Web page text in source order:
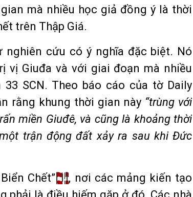
mà nhiều học giả đồng ý là thời
trên Thập Giá.
cứu có ý nghĩa đặc biệt. Nó
vị Giuđa và với giai đoạn mà nhiều
SCN. Theo báo cáo của tờ Daily
rằng khung thời gian này “trùng với
miền Giuđê, và cũng là khoảng thời
trận động đất xảy ra sau khi Đức
Chết” [1], nơi các mảng kiến tạo